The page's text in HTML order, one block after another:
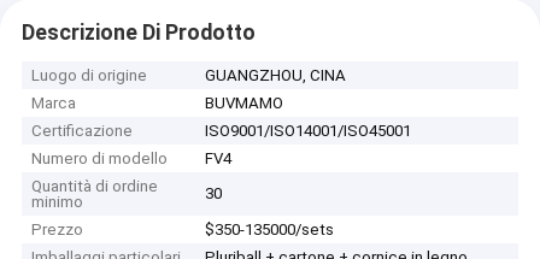
Descrizione Di Prodotto
Luogo di origine
GUANGZHOU, CINA
Marca
BUVMAMO
Certificazione
ISO9001/ISO14001/ISO45001
Numero di modello
FV4
Quantità di ordine
minimo
30
Prezzo
$350-135000/sets